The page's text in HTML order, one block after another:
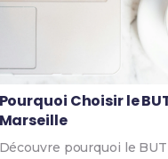
Pourquoi Choisir le
Marseille
Découvre pourquoi le BUT